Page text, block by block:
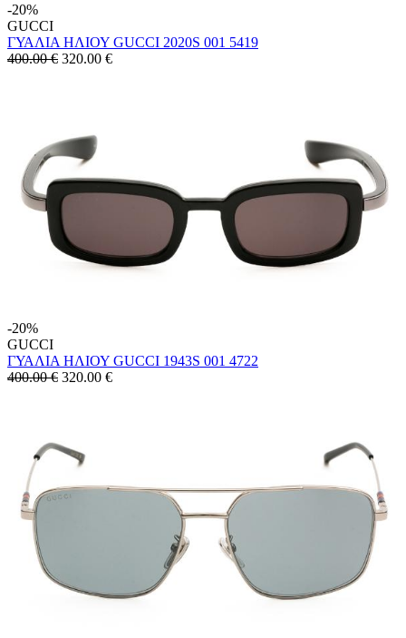
-20%
GUCCI
ΓΥΑΛΙΑ ΗΛΙΟΥ GUCCI 2020S 001 5419
400.00 € 320.00 €
-20%
GUCCI
ΓΥΑΛΙΑ ΗΛΙΟΥ GUCCI 1943S 001 4722
400.00 € 320.00 €